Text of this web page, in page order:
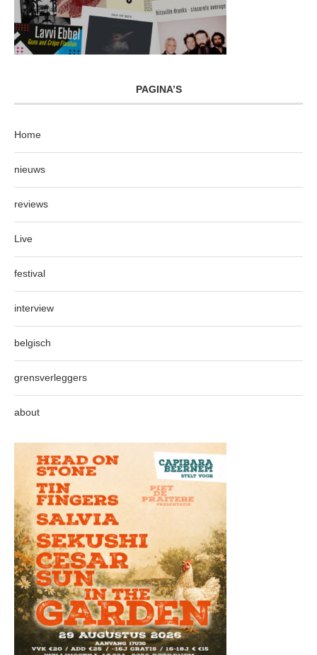
PAGINA’S
Home
nieuws
reviews
Live
festival
interview
belgisch
grensverleggers
about